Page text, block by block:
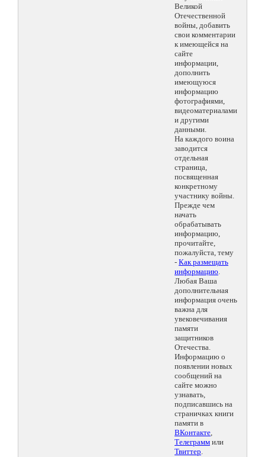
Великой
Отечественной
войны, добавить
свои комментарии
к имеющейся на
сайте
информации,
дополнить
имеющуюся
информацию
фотографиями,
видеоматериалами
и другими
данными.
На каждого воина
заводится
отдельная
страница,
посвященная
конкретному
участнику войны.
Прежде чем
начать
обрабатывать
информацию,
прочитайте,
пожалуйста, тему
- Как размещать
информацию.
Любая Ваша
дополнительная
информация очень
важна для
увековечивания
памяти
защитников
Отечества.
Информацию о
появлении новых
сообщений на
сайте можно
узнавать,
подписавшись на
страничках книги
памяти в
ВКонтакте,
Телеграмм или
Твиттер.